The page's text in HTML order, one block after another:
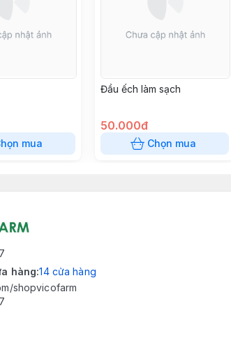
mua
Đầu ếch làm sạch
50.000đ
Chọn mua
hàng:14 cửa hàng
shopvicofarm